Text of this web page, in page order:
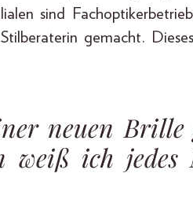
sind
gemacht.
neuen
weiß ich